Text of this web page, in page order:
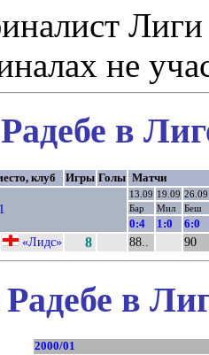
не
в
клуб Игры Голы Матчи
13.09 19.09 26.09
Бар
Мил Беш
0:4 1:0 6:0
«Лидс» 8 88.. 90
в
2000/01